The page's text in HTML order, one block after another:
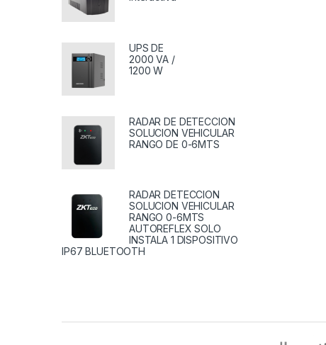
UPS DE
2000 VA /
1200 W
RADAR DE DETECCION
SOLUCION VEHICULAR
RANGO DE 0-6MTS
RADAR DETECCION
SOLUCION VEHICULAR
RANGO 0-6MTS
AUTOREFLEX SOLO
INSTALA 1 DISPOSITIVO
IP67 BLUETOOTH